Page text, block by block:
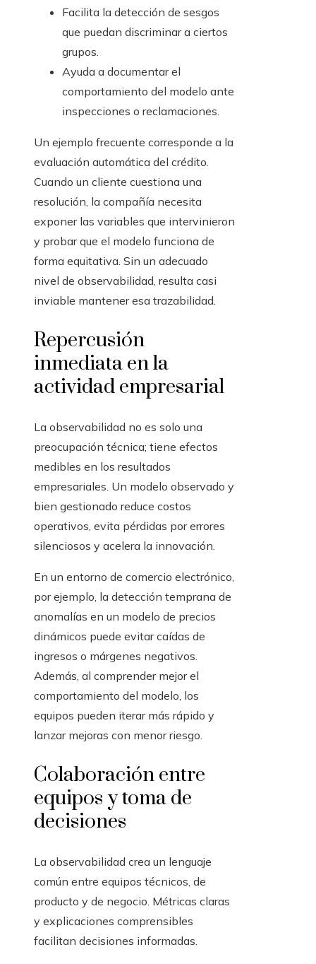
Facilita la detección de sesgos
que puedan discriminar a ciertos
grupos.
Ayuda a documentar el
comportamiento del modelo ante
inspecciones o reclamaciones.
Un ejemplo frecuente corresponde a la
evaluación automática del crédito.
Cuando un cliente cuestiona una
resolución, la compañía necesita
exponer las variables que intervinieron
y probar que el modelo funciona de
forma equitativa. Sin un adecuado
nivel de observabilidad, resulta casi
inviable mantener esa trazabilidad.
Repercusión
inmediata en la
actividad empresarial
La observabilidad no es solo una
preocupación técnica; tiene efectos
medibles en los resultados
empresariales. Un modelo observado y
bien gestionado reduce costos
operativos, evita pérdidas por errores
silenciosos y acelera la innovación.
En un entorno de comercio electrónico,
por ejemplo, la detección temprana de
anomalías en un modelo de precios
dinámicos puede evitar caídas de
ingresos o márgenes negativos.
Además, al comprender mejor el
comportamiento del modelo, los
equipos pueden iterar más rápido y
lanzar mejoras con menor riesgo.
Colaboración entre
equipos y toma de
decisiones
La observabilidad crea un lenguaje
común entre equipos técnicos, de
producto y de negocio. Métricas claras
y explicaciones comprensibles
facilitan decisiones informadas.